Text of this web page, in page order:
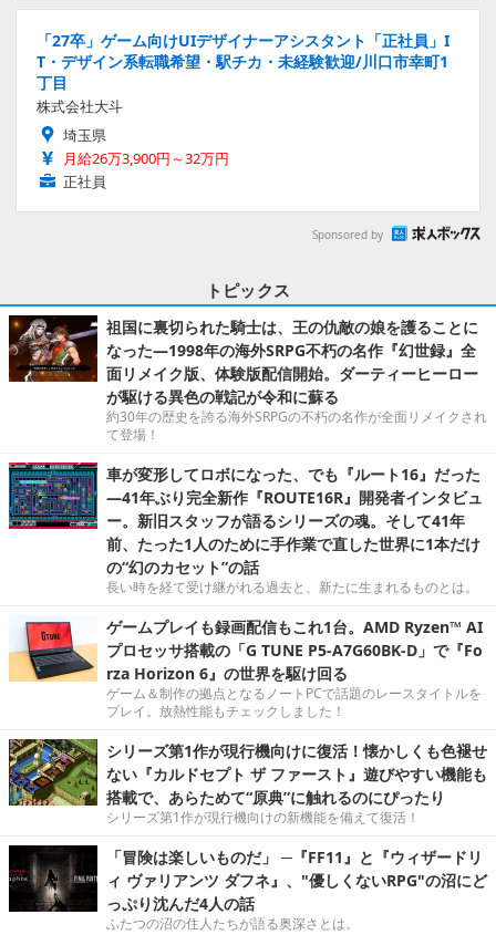
「27卒」ゲーム向けUIデザイナーアシスタント「正社員」I
T・デザイン系転職希望・駅チカ・未経験歓迎/川口市幸町1
丁目
株式会社大斗
埼玉県
月給26万3,900円～32万円
正社員
Sponsored by
トピックス
祖国に裏切られた騎士は、王の仇敵の娘を護ることに
なった―1998年の海外SRPG不朽の名作『幻世録』全
面リメイク版、体験版配信開始。ダーティーヒーロー
が駆ける異色の戦記が令和に蘇る
約30年の歴史を誇る海外SRPGの不朽の名作が全面リメイクされ
て登場！
車が変形してロボになった、でも『ルート16』だった
―41年ぶり完全新作『ROUTE16R』開発者インタビュ
ー。新旧スタッフが語るシリーズの魂。そして41年
前、たった1人のために手作業で直した世界に1本だけ
の“幻のカセット”の話
長い時を経て受け継がれる過去と、新たに生まれるものとは。
ゲームプレイも録画配信もこれ1台。AMD Ryzen™ AI
プロセッサ搭載の「G TUNE P5-A7G60BK-D」で『Fo
rza Horizon 6』の世界を駆け回る
ゲーム＆制作の拠点となるノートPCで話題のレースタイトルを
プレイ。放熱性能もチェックしました！
シリーズ第1作が現行機向けに復活！懐かしくも色褪せ
ない『カルドセプト ザ ファースト』遊びやすい機能も
搭載で、あらためて“原典”に触れるのにぴったり
シリーズ第1作が現行機向けの新機能を備えて復活！
「冒険は楽しいものだ」 ─『FF11』と『ウィザードリ
ィ ヴァリアンツ ダフネ』、"優しくないRPG"の沼にど
っぷり沈んだ4人の話
ふたつの沼の住人たちが語る奥深さとは。